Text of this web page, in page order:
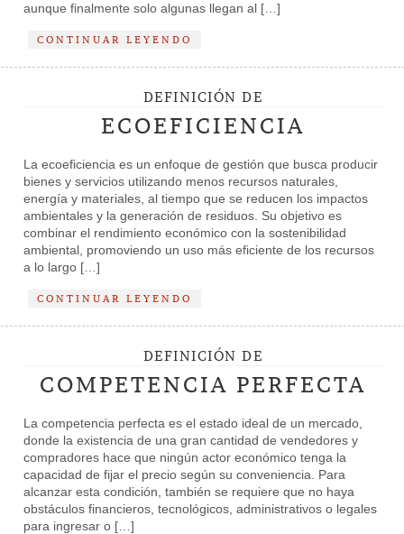
aunque finalmente solo algunas llegan al […]
CONTINUAR LEYENDO
DEFINICIÓN DE
ECOEFICIENCIA
La ecoeficiencia es un enfoque de gestión que busca producir
bienes y servicios utilizando menos recursos naturales,
energía y materiales, al tiempo que se reducen los impactos
ambientales y la generación de residuos. Su objetivo es
combinar el rendimiento económico con la sostenibilidad
ambiental, promoviendo un uso más eficiente de los recursos
a lo largo […]
CONTINUAR LEYENDO
DEFINICIÓN DE
COMPETENCIA PERFECTA
La competencia perfecta es el estado ideal de un mercado,
donde la existencia de una gran cantidad de vendedores y
compradores hace que ningún actor económico tenga la
capacidad de fijar el precio según su conveniencia. Para
alcanzar esta condición, también se requiere que no haya
obstáculos financieros, tecnológicos, administrativos o legales
para ingresar o […]